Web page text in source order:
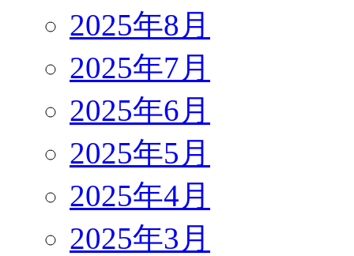
2025年8月
2025年7月
2025年6月
2025年5月
2025年4月
2025年3月